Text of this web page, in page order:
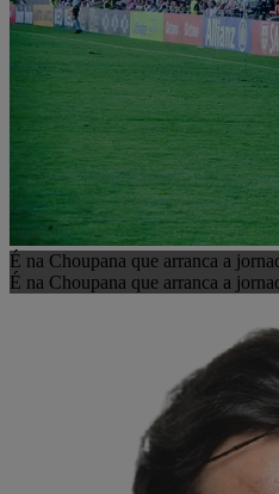
É na Choupana que arranca a
É na Choupana que arranca a